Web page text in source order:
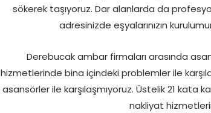
sökerek taşıyoruz. Dar alanlarda da
adresinizde eşyalarınızın
Derebucak ambar firmaları arasında
hizmetlerinde bina içindeki problemler ile
asansörler ile karşılaşmıyoruz. Üstelik 21 kata
nakliyat